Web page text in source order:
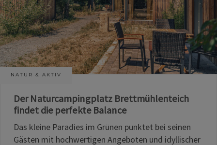
NATUR & AKTIV
Der Naturcampingplatz Brettmühlenteich
findet die perfekte Balance
Das kleine Paradies im Grünen punktet bei seinen
Gästen mit hochwertigen Angeboten und idyllischer